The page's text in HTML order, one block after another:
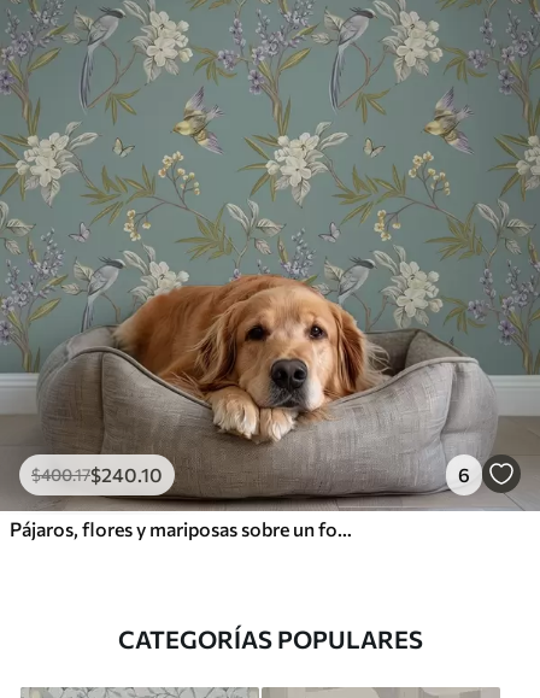
$400.17$240.10 6
Pájaros, flores y mariposas sobre un fondo azul grisáceo
CATEGORÍAS POPULARES